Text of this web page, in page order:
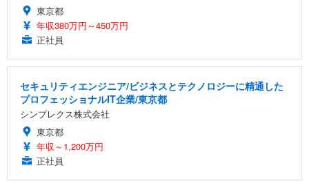
東京都
年収380万円～450万円
正社員
セキュリティエンジニア/ビジネスとテクノロジーに精通した
プロフェッショナルIT企業/東京都
シンプレクス株式会社
東京都
年収～1,200万円
正社員